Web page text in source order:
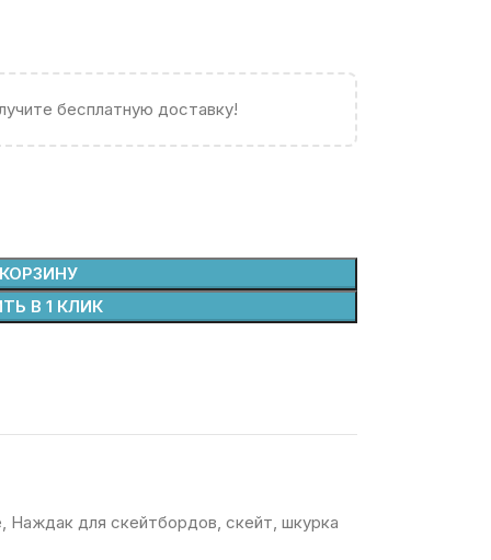
бесплатную доставку!
В 1 КЛИК
, Наждак для скейтбордов, скейт, шкурка